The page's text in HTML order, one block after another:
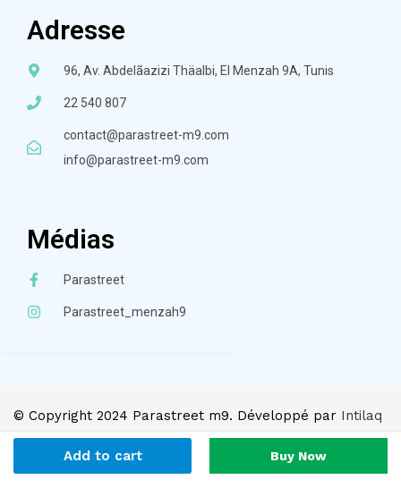
Add to cart Buy Now
Adresse
96, Av. Abdelãazizi Thäalbi, El Menzah 9A, Tunis
22 540 807
contact@parastreet-m9.com
info@parastreet-m9.com
Médias
Parastreet
Parastreet_menzah9
© Copyright 2024 Parastreet m9. Développé par Intilaq
Digital.